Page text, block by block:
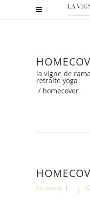
la vigne de
retraite yoga
/ homecover
by admin